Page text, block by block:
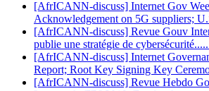
[AfrICANN-discuss] Internet Gov
Acknowledgement on 5G suppliers;
[AfrICANN-discuss] Revue Gouv
publie une stratégie de
[AfrICANN-discuss] Internet
Report; Root Key Signing Key
[AfrICANN-discuss] Revue Hebdo